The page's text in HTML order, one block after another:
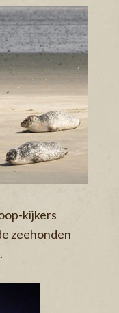
kijkers
zeehonden